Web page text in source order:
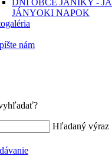
DNI OBCE JANÍKY -
JÁNYOKI NAPOK
nám
Hľadaný výraz